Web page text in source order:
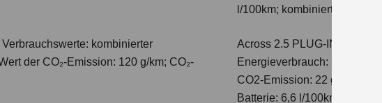
Verbrauchswerte: kombinierter
der CO₂-Emission: 120 g/km; CO₂-
l/100km; kombinierter Wert
Across 2.5 PLUG-IN
Energieverbrauch: 17,1kWh/
CO2-Emission: 22 g/km;
Batterie: 6,6 l/100km; CO2-